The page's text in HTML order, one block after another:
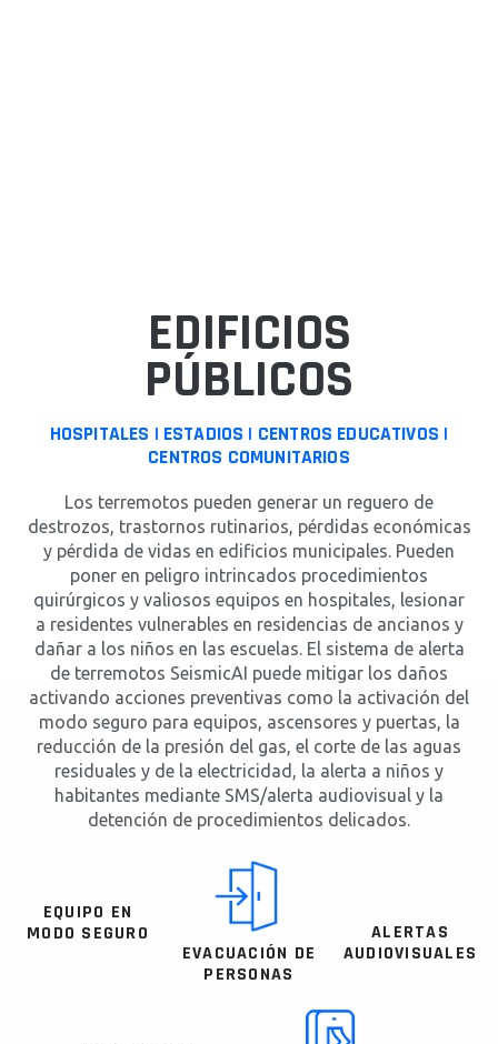
EDIFICIOS
PÚBLICOS
HOSPITALES | ESTADIOS | CENTROS EDUCATIVOS |
CENTROS COMUNITARIOS
Los terremotos pueden generar un reguero de
destrozos, trastornos rutinarios, pérdidas económicas
y pérdida de vidas en edificios municipales. Pueden
poner en peligro intrincados procedimientos
quirúrgicos y valiosos equipos en hospitales, lesionar
a residentes vulnerables en residencias de ancianos y
dañar a los niños en las escuelas. El sistema de alerta
de terremotos SeismicAI puede mitigar los daños
activando acciones preventivas como la activación del
modo seguro para equipos, ascensores y puertas, la
reducción de la presión del gas, el corte de las aguas
residuales y de la electricidad, la alerta a niños y
habitantes mediante SMS/alerta audiovisual y la
detención de procedimientos delicados.
EQUIPO EN
MODO SEGURO
EVACUACIÓN DE
PERSONAS
ALERTAS
AUDIOVISUALES